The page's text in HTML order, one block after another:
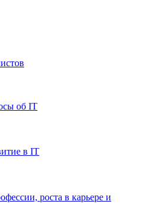
об IT
в IT
роста в карьере и